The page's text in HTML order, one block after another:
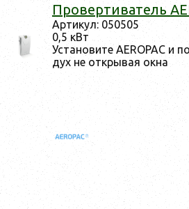
Про­вер­ти­ватель
Ар­ти­кул: 050505
0,5 кВт
Ус­та­нови­те AEROPAC и
дух не от­кры­вая ок­на